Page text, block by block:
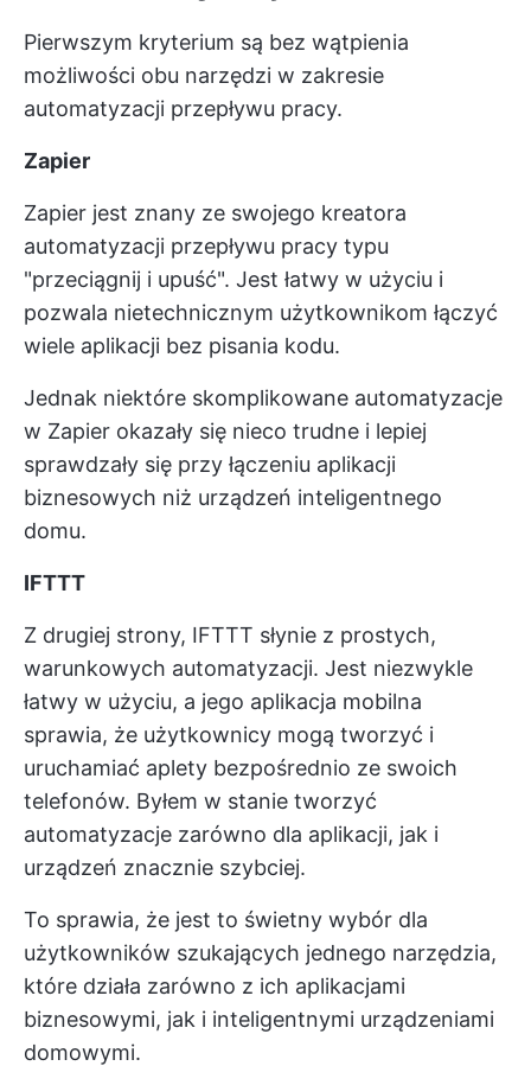
Pierwszym kryterium są bez wątpienia
możliwości obu narzędzi w zakresie
automatyzacji przepływu pracy.
Zapier
Zapier jest znany ze swojego kreatora
automatyzacji przepływu pracy typu
"przeciągnij i upuść". Jest łatwy w użyciu i
pozwala nietechnicznym użytkownikom łączyć
wiele aplikacji bez pisania kodu.
Jednak niektóre skomplikowane automatyzacje
w Zapier okazały się nieco trudne i lepiej
sprawdzały się przy łączeniu aplikacji
biznesowych niż urządzeń inteligentnego
domu.
IFTTT
Z drugiej strony, IFTTT słynie z prostych,
warunkowych automatyzacji. Jest niezwykle
łatwy w użyciu, a jego aplikacja mobilna
sprawia, że użytkownicy mogą tworzyć i
uruchamiać aplety bezpośrednio ze swoich
telefonów. Byłem w stanie tworzyć
automatyzacje zarówno dla aplikacji, jak i
urządzeń znacznie szybciej.
To sprawia, że jest to świetny wybór dla
użytkowników szukających jednego narzędzia,
które działa zarówno z ich aplikacjami
biznesowymi, jak i inteligentnymi urządzeniami
domowymi.